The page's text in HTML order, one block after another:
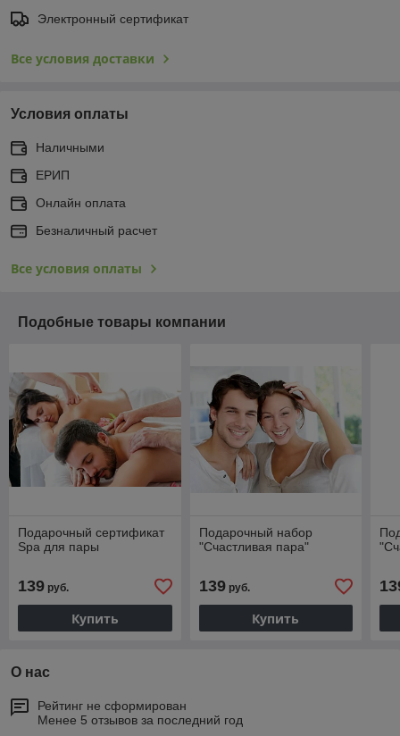
Электронный сертификат
Все условия доставки
Условия оплаты
Наличными
ЕРИП
Онлайн оплата
Безналичный расчет
Все условия оплаты
Подобные товары компании
Подарочный сертификат
Spa для пары
139 руб.
Купить
Подарочный набор
"Счастливая пара"
139руб.
Купить
О нас
Рейтинг не сформирован
Менее 5 отзывов за последний год